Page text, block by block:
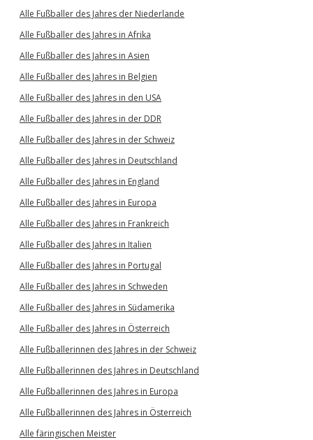
Alle Fußballer des Jahres der Niederlande
Alle Fußballer des Jahres in Afrika
Alle Fußballer des Jahres in Asien
Alle Fußballer des Jahres in Belgien
Alle Fußballer des Jahres in den USA
Alle Fußballer des Jahres in der DDR
Alle Fußballer des Jahres in der Schweiz
Alle Fußballer des Jahres in Deutschland
Alle Fußballer des Jahres in England
Alle Fußballer des Jahres in Europa
Alle Fußballer des Jahres in Frankreich
Alle Fußballer des Jahres in Italien
Alle Fußballer des Jahres in Portugal
Alle Fußballer des Jahres in Schweden
Alle Fußballer des Jahres in Südamerika
Alle Fußballer des Jahres in Österreich
Alle Fußballerinnen des Jahres in der Schweiz
Alle Fußballerinnen des Jahres in Deutschland
Alle Fußballerinnen des Jahres in Europa
Alle Fußballerinnen des Jahres in Österreich
Alle färingischen Meister